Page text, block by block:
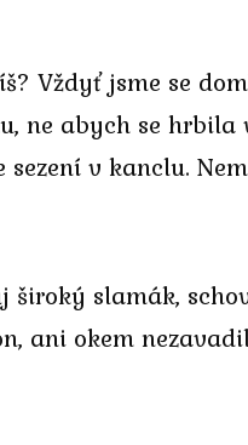
Vždyť jsme se
ne abych se
v kanclu.
široký slamák,
ani okem